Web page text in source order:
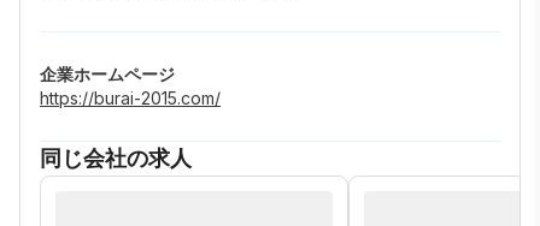
企業ホームページ
https://burai-2015.com/
同じ会社の求人